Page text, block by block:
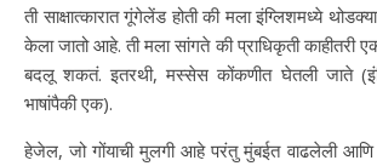
ती साक्षात्कारात गूंगेलेंड होती की मला इंग्लिशमध्ये
केला जातो आहे. ती मला सांगते की प्राधिकृती काहीतरी
बदलू शकतं. इतरथी, मस्सेस कोंकणीत घेतली जाते
भाषांपैकी एक).
हेजेल, जो गोंयाची मुलगी आहे परंतु मुंबईत वाढलेली आणि